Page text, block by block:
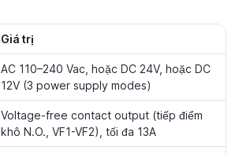
Giá trị
AC 110–240 Vac, hoặc DC 24V, hoặc DC
12V (3 power supply modes)
Voltage-free contact output (tiếp điểm
khô N.O., VF1-VF2), tối đa 13A